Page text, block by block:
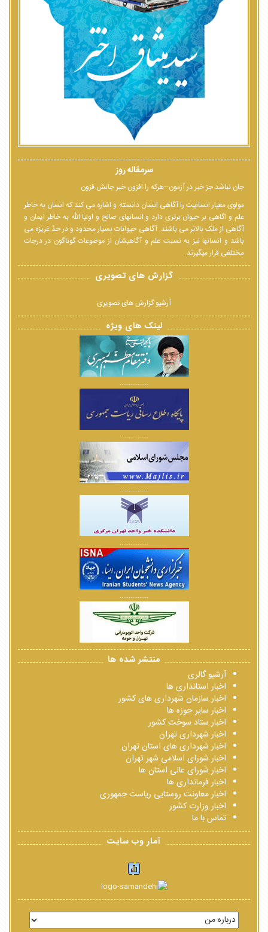
سرمقاله روز
جان نباشد جز خبر در آزمون--هرکه را افزون خبر جانش فزون
مولوی معیار انسانیت را آگاهی انسان دانسته و اشاره می کند که انسان به خاطر
علم و اگاهی بر حیوان برتری دارد و انسانهای صالح و اولیا الله به خاطر ایمان و
آگاهی از ملک بالاتر می باشند. آگاهی حیوانات بسیار محدود و در حدّ غریزه می
باشد و انسانها نیز به نسبت علم و آگاهیشان از موضوعات گوناگون در درجات
مختلفی قرار میگیرند.
گزارش های تصویری
آرشیو گزارش های تصویری
لینک های ویژه
................
................
................
................
................
منتشر شده ها
آرشیو گالری
اخبار استانداری ها
اخبار سازمان شهرداری های کشور
اخبار سایر حوزه ها
اخبار ستاد سوخت کشور
اخبار شهرداری تهران
اخبار شهرداری های استان تهران
اخبار شورای اسلامی شهر تهران
اخبار شورای عالی استان ها
اخبار فرمانداری ها
اخبار معاونت روستایی ریاست جمهوری
اخبار وزارت کشور
تماس با ما
آمار وب سایت